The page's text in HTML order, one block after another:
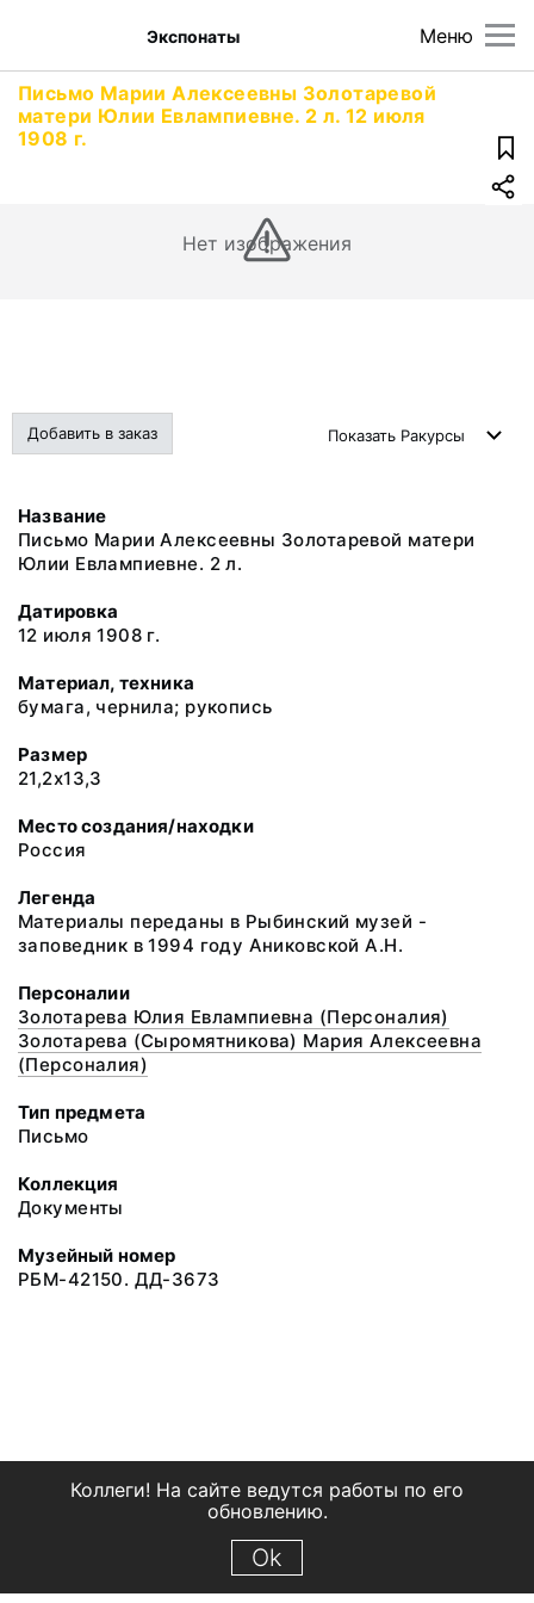
Меню
Экспонаты
Письмо Марии Алексеевны Золотаревой
матери Юлии Евлампиевне. 2 л. 12 июля
1908 г.
Нет изображения
Добавить в заказ Показать Ракурсы
Название
Письмо Марии Алексеевны Золотаревой матери
Юлии Евлампиевне. 2 л.
Датировка
12 июля 1908 г.
Материал, техника
бумага, чернила; рукопись
Размер
21,2х13,3
Место создания/находки
Россия
Легенда
Материалы переданы в Рыбинский музей -
заповедник в 1994 году Аниковской А.Н.
Персоналии
Золотарева Юлия Евлампиевна (Персоналия)
Золотарева (Сыромятникова) Мария Алексеевна
(Персоналия)
Тип предмета
Письмо
Коллекция
Документы
Музейный номер
РБМ-42150. ДД-3673
Коллеги! На сайте ведутся работы по его
обновлению.
Ok